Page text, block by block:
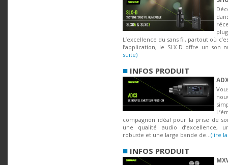
L’excellence du sans fil, partout où
l’application, le SLX-D offre un son
suite)
■ INFOS PRODUIT
compagnon idéal pour la prise de
une qualité audio d’excellence,
robuste et une large bande de...(lire
■ INFOS PRODUIT